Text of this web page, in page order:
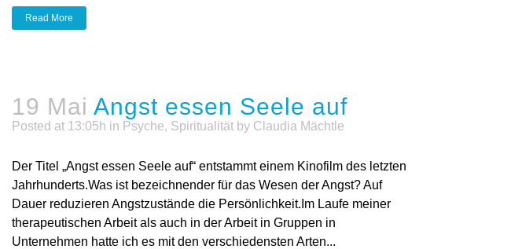
Read More
19 Mai Angst essen Seele auf
Posted at 13:05h in Psyche, Spiritualität by Claudia Mächtle
Der Titel „Angst essen Seele auf“ entstammt einem Kinofilm des letzten
Jahrhunderts.Was ist bezeichnender für das Wesen der Angst? Auf
Dauer reduzieren Angstzustände die Persönlichkeit.Im Laufe meiner
therapeutischen Arbeit als auch in der Arbeit in Gruppen in
Unternehmen hatte ich es mit den verschiedensten Arten...